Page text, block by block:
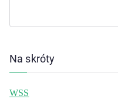
Na skróty
WSS